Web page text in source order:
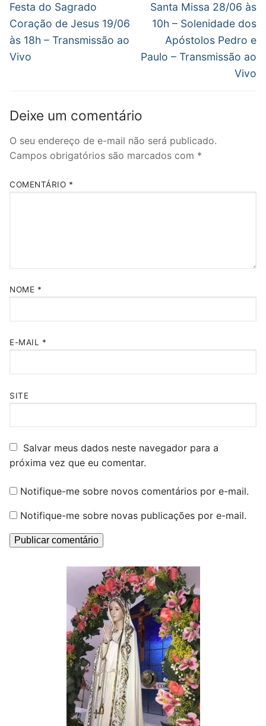
um
amigo(abre
em
nova
janela)
de
Post
Post
anterior:
Festa do Sagrado
Coração de Jesus 19/06
às 18h – Transmissão ao
Vivo
Próximo
post:
Santa Missa 28/06 às
10h – Solenidade dos
Apóstolos Pedro e
Paulo – Transmissão ao
Vivo
Deixe um comentário
O seu endereço de e-mail não será publicado.
Campos obrigatórios são marcados com *
COMENTÁRIO *
NOME *
E-MAIL *
SITE
Salvar meus dados neste navegador para a
próxima vez que eu comentar.
Notifique-me sobre novos comentários por e-mail.
Notifique-me sobre novas publicações por e-mail.